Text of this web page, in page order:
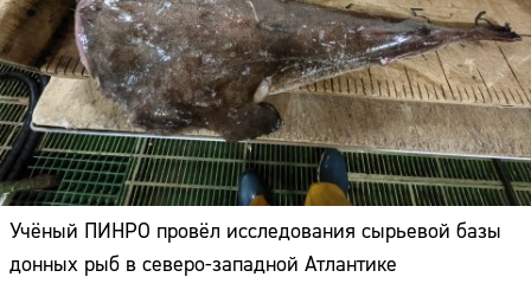
Учёный ПИНРО провёл исследования сырьевой базы
донных рыб в северо-западной Атлантике